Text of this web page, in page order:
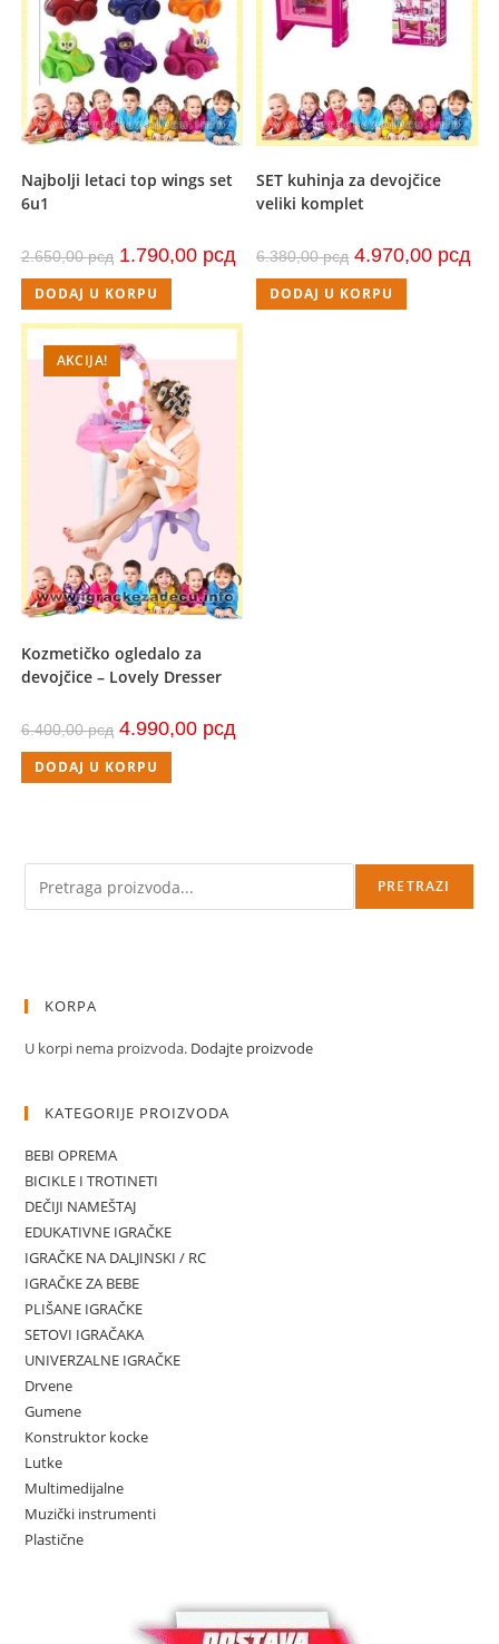
Najbolji letaci top wings set
6u1
2.650,00рсд Originalna
cena
je
bila:
2.650,00 рсд.
1.790,00 рсд Trenutna
cena
1.790,00 рсд.
DODAJ U KORPU
SET kuhinja za devojčice
veliki komplet
6.380,00рсд Originalna
cena
je
bila:
6.380,00 рсд.
4.970,00 рсд
DODAJ U KORPU
AKCIJA!
Kozmetičko ogledalo za
devojčice – Lovely Dresser
6.400,00рсд Originalna
cena
je
bila:
6.400,00 рсд.
4.990,00 рсд
cena
DODAJ U KORPU
PRETRAZI
KORPA
U korpi nema proizvoda. Dodajte proizvode
KATEGORIJE PROIZVODA
BEBI OPREMA
BICIKLE I TROTINETI
DEČIJI NAMEŠTAJ
EDUKATIVNE IGRAČKE
IGRAČKE NA DALJINSKI / RC
IGRAČKE ZA BEBE
PLIŠANE IGRAČKE
SETOVI IGRAČAKA
UNIVERZALNE IGRAČKE
Drvene
Gumene
Konstruktor kocke
Lutke
Multimedijalne
Muzički instrumenti
Plastične